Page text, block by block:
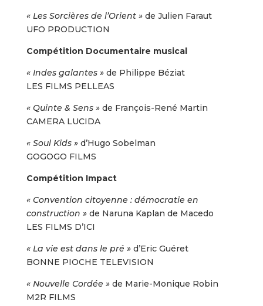
« Les Sorcières de l’Orient »de Julien Faraut
UFO PRODUCTION
Compétition Documentaire musical
« Indes galantes » de Philippe Béziat
LES FILMS PELLEAS
« Quinte & Sens »de François-René Martin
CAMERA LUCIDA
« Soul Kids »d’Hugo Sobelman
GOGOGO FILMS
Compétition Impact
« Convention citoyenne : démocratie en
construction »de Naruna Kaplan de Macedo
LES FILMS D’ICI
« La vie est dans le pré »d’Eric Guéret
BONNE PIOCHE TELEVISION
« Nouvelle Cordée » de Marie-Monique Robin
M2R FILMS